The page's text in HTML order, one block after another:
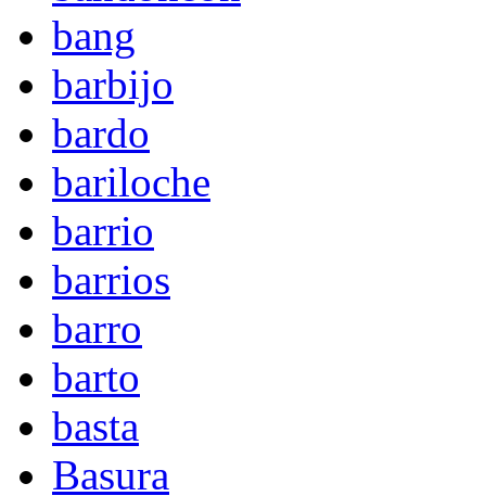
bang
barbijo
bardo
bariloche
barrio
barrios
barro
barto
basta
Basura